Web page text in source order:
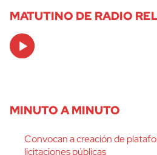
MATUTINO DE RADIO
Audio
Player
MINUTO A MINUTO
Convocan a creación de
licitaciones públicas